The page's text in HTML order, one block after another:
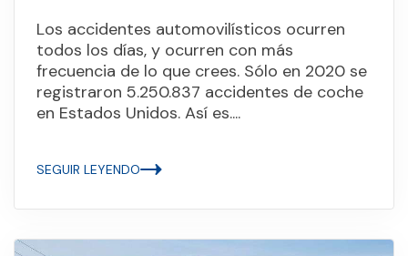
Los accidentes automovilísticos ocurren
todos los días, y ocurren con más
frecuencia de lo que crees. Sólo en 2020 se
registraron 5.250.837 accidentes de coche
en Estados Unidos. Así es....
SEGUIR LEYENDO